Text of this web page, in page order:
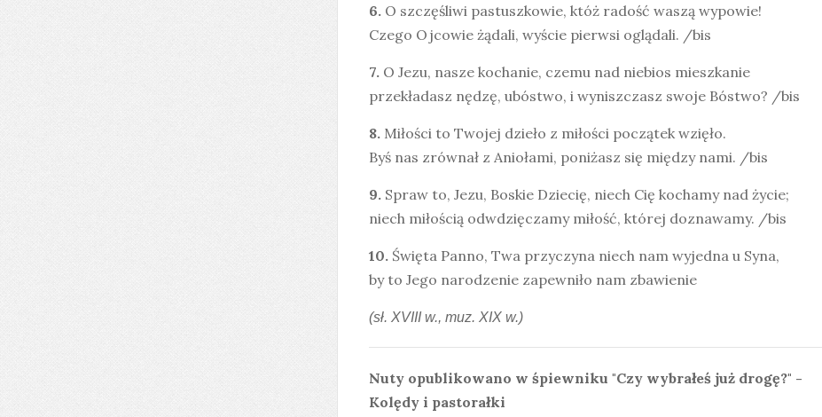
6. O szczęśliwi pastuszkowie, któż radość waszą wypowie!
Czego Ojcowie żądali, wyście pierwsi oglądali. /bis
7. O Jezu, nasze kochanie, czemu nad niebios mieszkanie
przekładasz nędzę, ubóstwo, i wyniszczasz swoje Bóstwo? /bis
8. Miłości to Twojej dzieło z miłości początek wzięło.
Byś nas zrównał z Aniołami, poniżasz się między nami. /bis
9. Spraw to, Jezu, Boskie Dziecię, niech Cię kochamy nad życie;
niech miłością odwdzięczamy miłość, której doznawamy. /bis
10. Święta Panno, Twa przyczyna niech nam wyjedna u Syna,
by to Jego narodzenie zapewniło nam zbawienie
(sł. XVIII w., muz. XIX w.)
Nuty opublikowano w śpiewniku "Czy wybrałeś już drogę?" -
Kolędy i pastorałki